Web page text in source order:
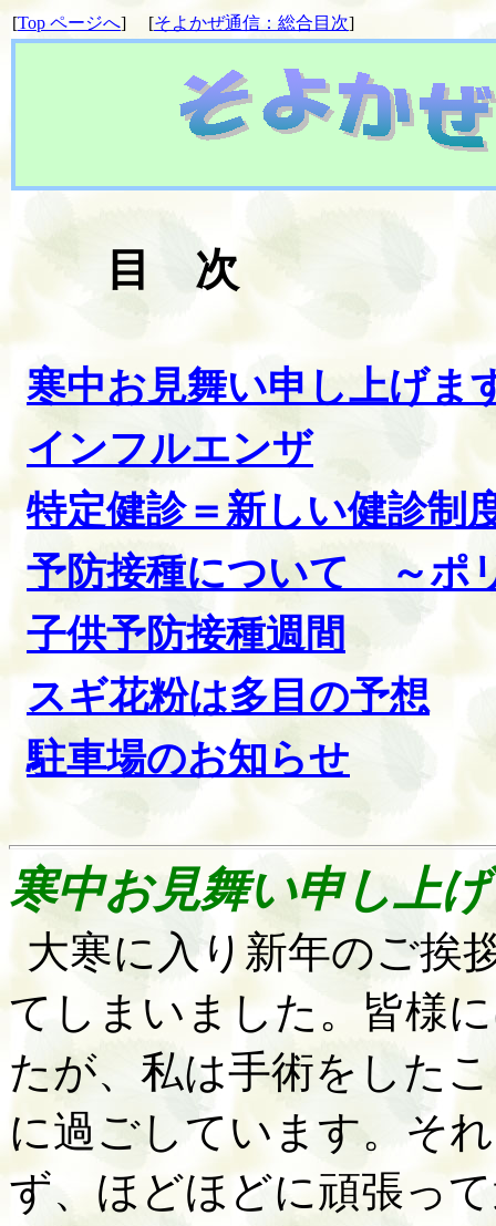
[Top ページへ] [そよかぜ通信：総合目次]
目 次
寒中お見舞い申し上げま
インフルエンザ
特定健診＝新しい健診制
予防接種について
～ポ
子供予防接種週間
スギ花粉は多目の予想
駐車場のお知らせ
寒中お見舞い申し上
大寒に入り新年のご挨
てしまいました。皆様
たが、私は手術をした
に過ごしています。そ
ず、ほどほどに頑張っ